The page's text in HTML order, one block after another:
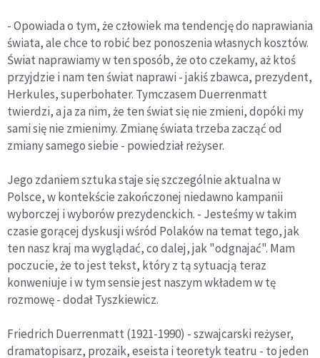
- Opowiada o tym, że człowiek ma tendencję do naprawiania
świata, ale chce to robić bez ponoszenia własnych kosztów.
Świat naprawiamy w ten sposób, że oto czekamy, aż ktoś
przyjdzie i nam ten świat naprawi - jakiś zbawca, prezydent,
Herkules, superbohater. Tymczasem Duerrenmatt
twierdzi, a ja za nim, że ten świat się nie zmieni, dopóki my
sami się nie zmienimy. Zmianę świata trzeba zacząć od
zmiany samego siebie - powiedział reżyser.
Jego zdaniem sztuka staje się szczególnie aktualna w
Polsce, w kontekście zakończonej niedawno kampanii
wyborczej i wyborów prezydenckich. - Jesteśmy w takim
czasie gorącej dyskusji wśród Polaków na temat tego, jak
ten nasz kraj ma wyglądać, co dalej, jak "odgnajać". Mam
poczucie, że to jest tekst, który z tą sytuacją teraz
konweniuje i w tym sensie jest naszym wkładem w tę
rozmowę - dodał Tyszkiewicz.
Friedrich Duerrenmatt (1921-1990) - szwajcarski reżyser,
dramatopisarz, prozaik, eseista i teoretyk teatru - to jeden